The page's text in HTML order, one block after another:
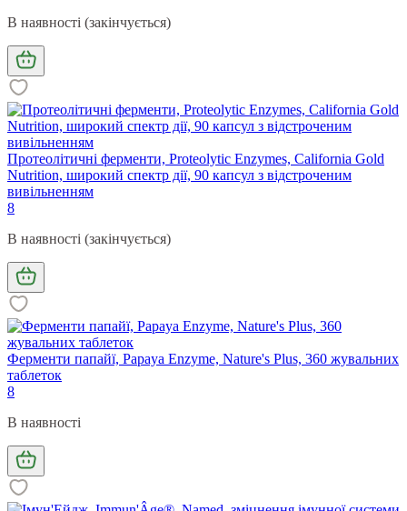
В наявності (закінчується)
Протеолітичні ферменти, Proteolytic Enzymes, California Gold
Nutrition, широкий спектр дії, 90 капсул з відстроченим
вивільненням
8
В наявності (закінчується)
Ферменти папайї, Papaya Enzyme, Nature's Plus, 360 жувальних
таблеток
8
В наявності